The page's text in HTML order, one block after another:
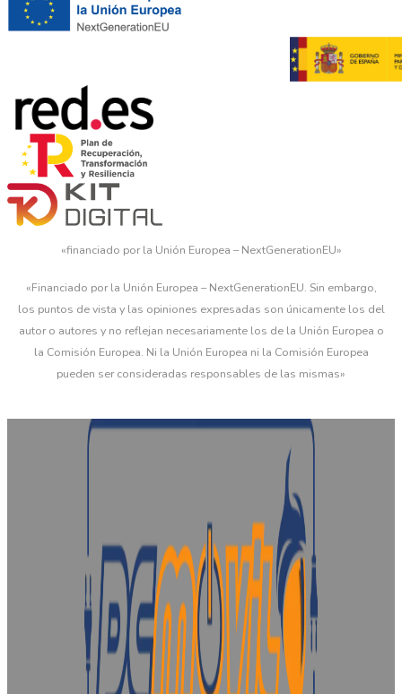
«financiado por la Unión Europea – NextGenerationEU»
«Financiado por la Unión Europea – NextGenerationEU. Sin embargo,
los puntos de vista y las opiniones expresadas son únicamente los del
autor o autores y no reflejan necesariamente los de la Unión Europea o
la Comisión Europea. Ni la Unión Europea ni la Comisión Europea
pueden ser consideradas responsables de las mismas»